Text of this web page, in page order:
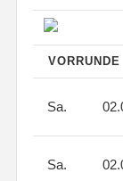
VORRUNDE
Sa.
Sa.